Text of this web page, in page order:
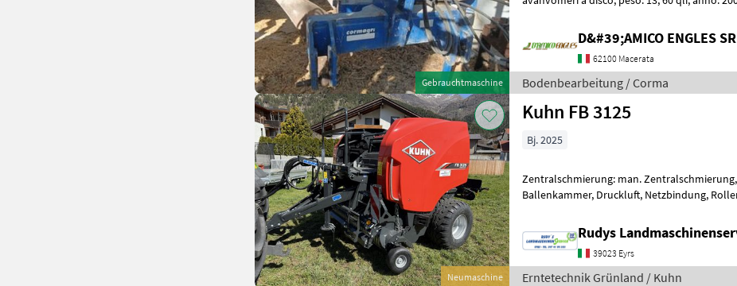
Gebrauchtmaschine
D&#39;AMICO ENGLES
62100 Macerata
Bodenbearbeitung / Corma
Neumaschine
Kuhn FB 3125
Bj. 2025
Zentralschmierung: man.
Ballenkammer, Druckluft, Netzbindung,
Rudys
39023 Eyrs
Erntetechnik Grünland / Kuhn